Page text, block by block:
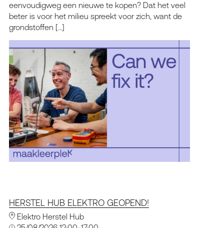
eenvoudigweg een nieuwe te kopen? Dat het veel
beter is voor het milieu spreekt voor zich, want de
grondstoffen […]
HERSTEL HUB ELEKTRO GEOPEND!
Elektro Herstel Hub